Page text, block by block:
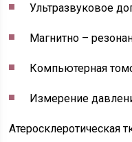
Ультразвуковое
Магнитно –
Компьютерная
Измерение
Атеросклеротическая